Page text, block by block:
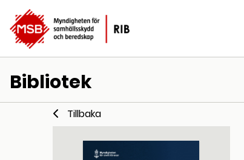
Bibliotek
Tillbaka